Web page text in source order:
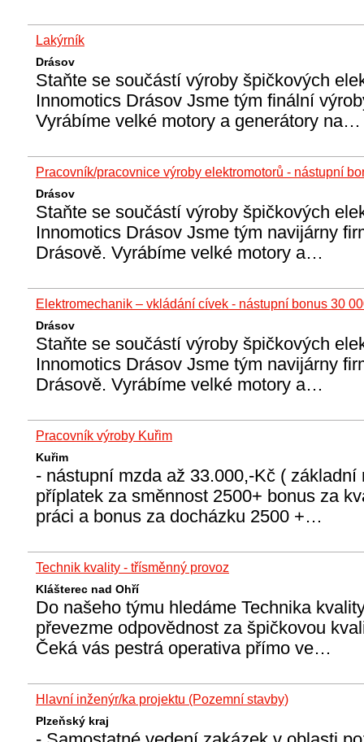
Lakýrník
Drásov
Staňte se součástí výroby špičkových
Innomotics Drásov Jsme tým finální
Vyrábíme velké motory a generátory na…
Pracovník/pracovnice výroby elektromotorů - nástupní
Drásov
Staňte se součástí výroby špičkových
Innomotics Drásov Jsme tým navijárny
Drásově. Vyrábíme velké motory a…
Elektromechanik – vkládání cívek - nástupní bonus 30
Drásov
Staňte se součástí výroby špičkových
Innomotics Drásov Jsme tým navijárny
Drásově. Vyrábíme velké motory a…
Pracovník výroby Kuřim
Kuřim
- nástupní mzda až 33.000,-Kč ( základní
příplatek za směnnost 2500+ bonus za
práci a bonus za docházku 2500 +…
Technik kvality - třísměnný provoz
Klášterec nad Ohří
Do našeho týmu hledáme Technika
převezme odpovědnost za špičkovou
Čeká vás pestrá operativa přímo ve…
Hlavní inženýr/ka projektu (Pozemní stavby)
Plzeňský kraj